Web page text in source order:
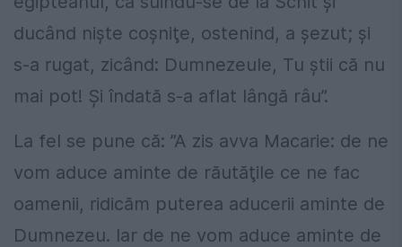
ducând nişte coşniţe, ostenind, a şezut; şi
s-a rugat, zicând: Dumnezeule, Tu ştii că nu
mai pot! Şi îndată s-a aflat lângă râu”.
La fel se pune că: ”A zis avva Macarie: de ne
vom aduce aminte de răutăţile ce ne fac
oamenii, ridicăm puterea aducerii aminte de
Dumnezeu. Iar de ne vom aduce aminte de